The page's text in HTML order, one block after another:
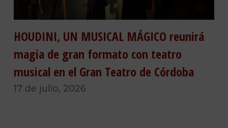
HOUDINI, UN MUSICAL MÁGICO reunirá
magia de gran formato con teatro
musical en el Gran Teatro de Córdoba
17 de julio, 2026